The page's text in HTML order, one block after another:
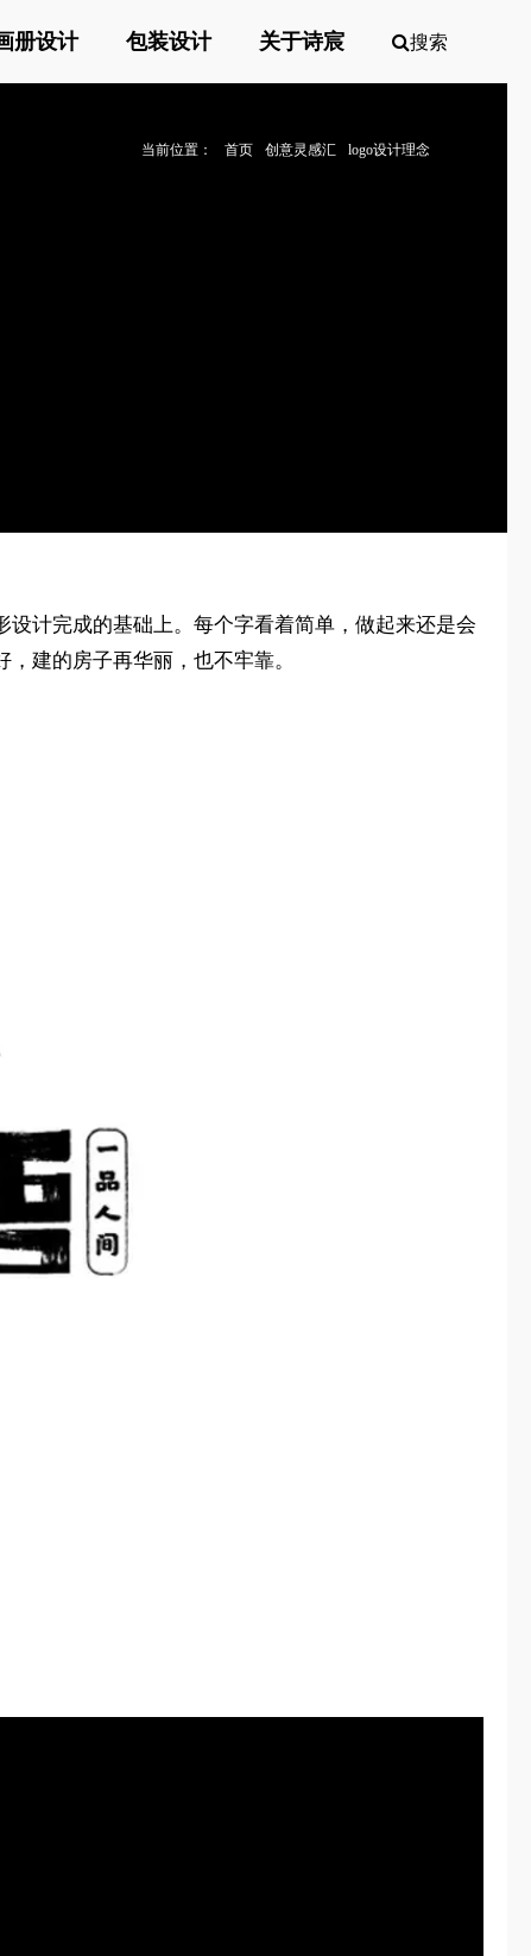
册设计 包装设计 关于诗宸 搜索
当前位置： 首页 创意灵感汇
logo设计理念
计完成的基础上。每个字看着简单，做起来还是会
建的房子再华丽，也不牢靠。